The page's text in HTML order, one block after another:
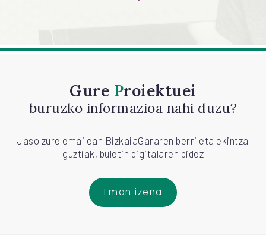
Gure Proiektuei
buruzko informazioa nahi duzu?
Jaso zure emailean BizkaiaGararen berri eta ekintza
guztiak, buletin digitalaren bidez
Eman izena